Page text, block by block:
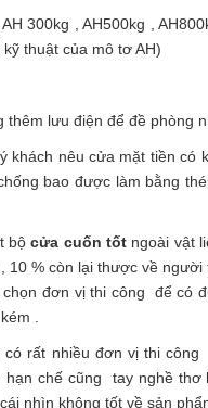
300kg , AH500kg ,
thuật của mô tơ AH)
lưu điện để đề phòng
khách nêu cửa mặt tiền
bao được làm bằng
bộcửa cuốn tốt ngoài vật
, 10 % còn lại thược về
đơn vị thi công để có
.
có rất nhiều đơn vị thi công
hạn chế cũng tay nghề
nhìn không tốt về sản